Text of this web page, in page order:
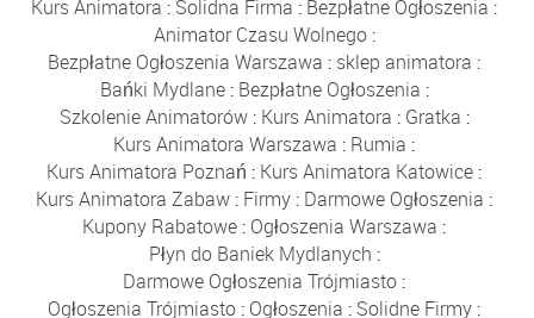
Kurs Animatora : Solidna Firma : Bezpłatne Ogłoszenia :
Animator Czasu Wolnego:
Bezpłatne Ogłoszenia Warszawa : sklep animatora :
Bańki Mydlane: Bezpłatne Ogłoszenia :
Szkolenie Animatorów: Kurs Animatora : Gratka :
Kurs Animatora Warszawa : Rumia :
Kurs Animatora Poznań : Kurs Animatora Katowice :
Kurs Animatora Zabaw : Firmy : Darmowe Ogłoszenia :
Kupony Rabatowe : Ogłoszenia Warszawa :
Płyn do Baniek Mydlanych :
Darmowe Ogłoszenia Trójmiasto :
Ogłoszenia Trójmiasto : Ogłoszenia : Solidne Firmy :